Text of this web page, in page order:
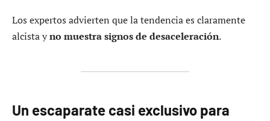
Los expertos advierten que la tendencia es claramente
alcista yno muestra signos de desaceleración.
Un escaparate casi exclusivo para